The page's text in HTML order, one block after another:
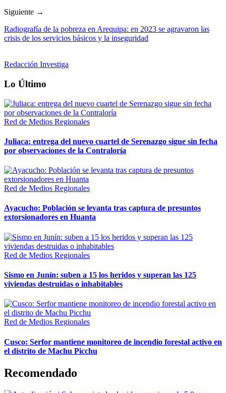
Siguiente →
Radiografía de la pobreza en Arequipa: en 2023 se agravaron las
crisis de los servicios básicos y la inseguridad
Redacción Investiga
Lo Último
Red de Medios Regionales
Juliaca: entrega del nuevo cuartel de Serenazgo sigue sin fecha
por observaciones de la Contraloría
Red de Medios Regionales
Ayacucho: Población se levanta tras captura de presuntos
extorsionadores en Huanta
Red de Medios Regionales
Sismo en Junín: suben a 15 los heridos y superan las 125
viviendas destruidas o inhabitables
Red de Medios Regionales
Cusco: Serfor mantiene monitoreo de incendio forestal activo en
el distrito de Machu Picchu
Recomendado